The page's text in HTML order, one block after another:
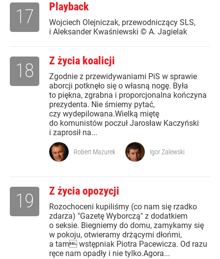
Playback
Wojciech Olejniczak, przewodniczący SLS,
i Aleksander Kwaśniewski © A. Jagielak
17
Z życia koalicji
Zgodnie z przewidywaniami PiS w sprawie
aborcji potknęło się o własną nogę. Była
to piękna, zgrabna i proporcjonalna kończyna
prezydenta. Nie śmiemy pytać,
czy wydepilowana.Wielką miętę
do komunistów poczuł Jarosław Kaczyński
i zaprosił na...
18
Robert Mazurek Igor Zalewski
Z życia opozycji
Rozochoceni kupiliśmy (co nam się rzadko
zdarza) "Gazetę Wyborczą" z dodatkiem
o seksie. Biegniemy do domu, zamykamy się
w pokoju, otwieramy drżącymi dłońmi,
a tam wstępniak Piotra Pacewicza. Od razu
ręce nam opadły i nie tylko.Agora...
19